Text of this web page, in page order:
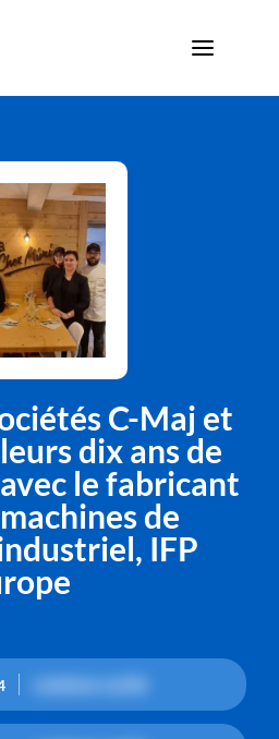
C-Maj et
dix ans de
le fabricant
de
IFP